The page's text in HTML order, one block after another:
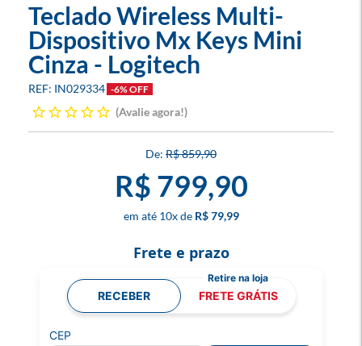
Teclado Wireless Multi-
Dispositivo Mx Keys Mini
Cinza - Logitech
IN029334 -6% OFF
Avalie agora!
R$ 859,90
R$ 799,90
10x R$ 79,99
Frete e prazo
RECEBER FRETE GRÁTIS
CEP